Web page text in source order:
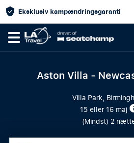
Eksklusiv kampændringsgaranti
Aston Villa -
Villa Park,
15 eller 16 maj
(Mindst) 2